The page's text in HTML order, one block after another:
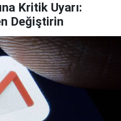
Kritik Uyarı:
Değiştirin